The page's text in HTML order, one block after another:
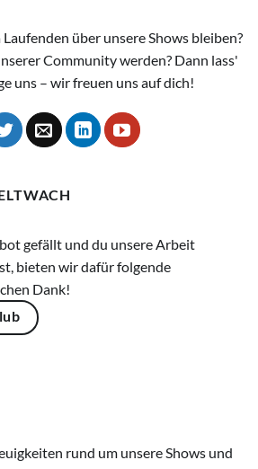
über unsere Shows bleiben?
Community werden? Dann lass'
uns – wir freuen uns auf dich!
gefällt und du unsere Arbeit
bieten wir dafür folgende
Dank!
rund um unsere Shows und